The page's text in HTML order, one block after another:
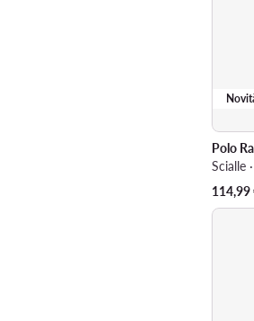
Polo
Scialle
114,99